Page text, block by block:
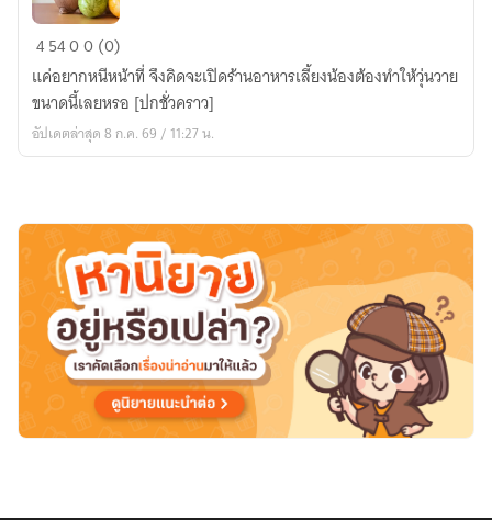
ถึง
จะ
เป็น
ไกด์
คลาส
ก็
อยาก
เปิด
ร้าน
อาหาร
ธรรมดา
นะ
45400 (0)
แค่อยากหนีหน้าที่ จึงคิดจะเปิดร้านอาหารเลี้ยงน้องต้องทำให้วุ่นวาย
ขนาดนี้เลยหรอ [ปกชั่วคราว]
อัปเดตล่าสุด 8 ก.ค. 69 / 11:27 น.